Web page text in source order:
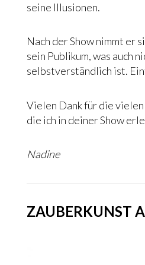
seine Illusionen.
Nach der Show nimmt er
sein Publikum, was auch
selbstverständlich ist.
Vielen Dank für die
die ich in deiner Show
Nadine
ZAUBERKUNST